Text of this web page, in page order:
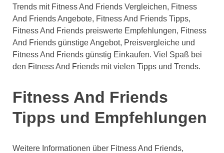
Trends mit Fitness And Friends Vergleichen, Fitness
And Friends Angebote, Fitness And Friends Tipps,
Fitness And Friends preiswerte Empfehlungen, Fitness
And Friends günstige Angebot, Preisvergleiche und
Fitness And Friends günstig Einkaufen. Viel Spaß bei
den Fitness And Friends mit vielen Tipps und Trends.
Fitness And Friends
Tipps und Empfehlungen
Weitere Informationen über Fitness And Friends,